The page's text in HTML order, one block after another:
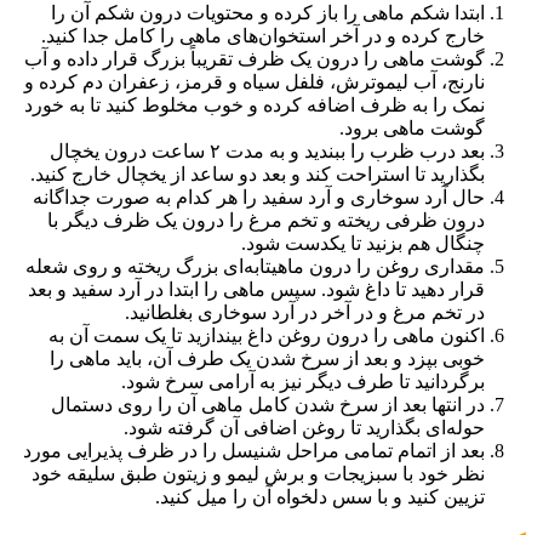
ابتدا شکم ماهی را باز کرده و محتویات درون شکم آن را
خارج کرده و در آخر استخوان‌های ماهی را کامل جدا کنید.
گوشت ماهی را درون یک ظرف تقریباً بزرگ قرار داده و آب
نارنج، آب لیموترش، فلفل سیاه و قرمز، زعفران دم کرده و
نمک را به ظرف اضافه کرده و خوب مخلوط کنید تا به خورد
گوشت ماهی برود.
بعد درب ظرب را ببندید و به مدت ۲ ساعت درون یخچال
بگذارید تا استراحت کند و بعد دو ساعد از یخچال خارج کنید.
حال آرد سوخاری و آرد سفید را هر کدام به صورت جداگانه
درون ظرفی ریخته و تخم مرغ را درون یک ظرف دیگر با
چنگال هم بزنید تا یکدست شود.
مقداری روغن را درون ماهیتابه‌ای بزرگ ریخته و روی شعله
قرار دهید تا داغ شود. سپس ماهی را ابتدا در آرد سفید و بعد
در تخم مرغ و در آخر در آرد سوخاری بغلطانید.
اکنون ماهی را درون روغن داغ بیندازید تا یک سمت آن به
خوبی بپزد و بعد از سرخ شدن یک طرف آن، باید ماهی را
برگردانید تا طرف دیگر نیز به آرامی سرخ شود.
در انتها بعد از سرخ شدن کامل ماهی آن را روی دستمال
حوله‌ای بگذارید تا روغن اضافی آن گرفته شود.
بعد از اتمام تمامی مراحل شنیسل را در ظرف پذیرایی مورد
نظر خود با سبزیجات و برش لیمو و زیتون طبق سلیقه خود
تزیین کنید و با سس دلخواه آن را میل کنید.